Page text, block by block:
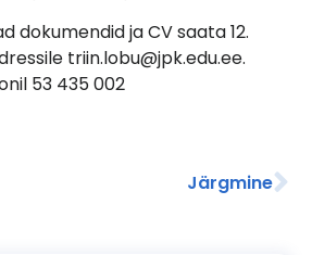
dokumendid ja CV saata 12.
triin.lobu@jpk.edu.ee.
53 435 002
Järgmine